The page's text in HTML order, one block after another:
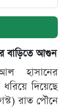
বাড়িতে আগুন
হাসানের
দিয়েছে
রাত পৌনে